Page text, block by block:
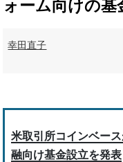
ォーム向けの基
幸田直子
米取引所コインベー
融向け基金設立を発表